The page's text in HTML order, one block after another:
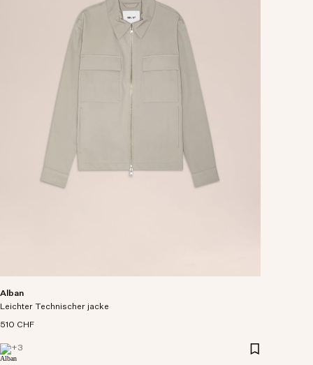
Alban
Leichter Technischer jacke
510 CHF
+3